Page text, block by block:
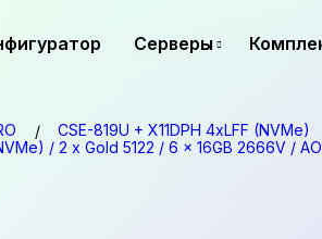
Серверы
CSE-819U + X11DPH 4xLFF (NVMe)
/ 2 x Gold 5122 / 6 x 16GB 2666V /